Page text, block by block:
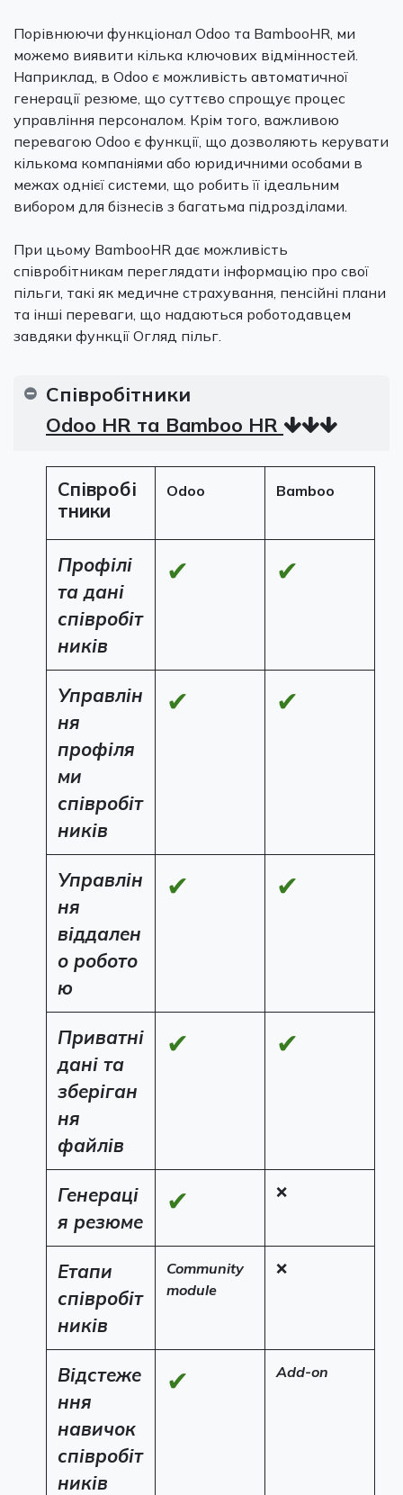
Порівнюючи функціонал Odoo та BambooHR, ми
можемо виявити кілька ключових відмінностей.
Наприклад, в Odoo є можливість автоматичної
генерації резюме, що суттєво спрощує процес
управління персоналом. Крім того, важливою
перевагою Odoo є функції, що дозволяють керувати
кількома компаніями або юридичними особами в
межах однієї системи, що робить її ідеальним
вибором для бізнесів з багатьма підрозділами.
При цьому BambooHR дає можливість
співробітникам переглядати інформацію про свої
пільги, такі як медичне страхування, пенсійні плани
та інші переваги, що надаються роботодавцем
завдяки функції Огляд пільг.
Співробітники
Odoo HR та Bamboo HR
Співробі
тники
Odoo Bamboo
Профілі
та дані
співробіт
ників
✔ ✔
Управлін
ня
профіля
ми
співробіт
ників
✔ ✔
Управлін
ня
віддален
о робото
ю
✔ ✔
Приватні
дані та
зберіган
ня
файлів
✔ ✔
Генераці
я резюме
✔ ❌
Етапи
співробіт
ників
Community
module
❌
Відстеже
ння
навичок
співробіт
ників
✔ Add-on